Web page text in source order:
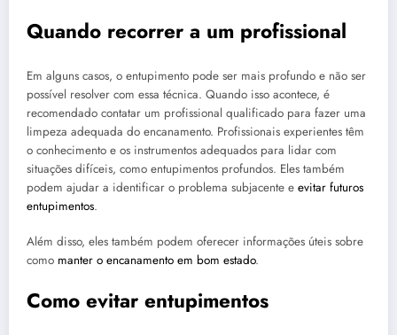
Quando recorrer a um profissional
Em alguns casos, o entupimento pode ser mais profundo e não ser
possível resolver com essa técnica. Quando isso acontece, é
recomendado contatar um profissional qualificado para fazer uma
limpeza adequada do encanamento. Profissionais experientes têm
o conhecimento e os instrumentos adequados para lidar com
situações difíceis, como entupimentos profundos. Eles também
podem ajudar a identificar o problema subjacente e evitar futuros
entupimentos.
Além disso, eles também podem oferecer informações úteis sobre
como manter o encanamento em bom estado.
Como evitar entupimentos